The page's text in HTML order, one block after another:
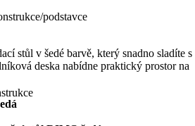
podstavce
stůl v šedé barvě, který snadno sladíte s
deska nabídne praktický prostor na